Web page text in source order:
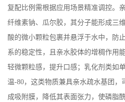
复配比例需根据应用场景精准调控。
纤维素钠、瓜尔胶，其分子能形成三
酸的微小颗粒包裹并悬浮于水中，防
系的稳定性，且亲水胶体的增稠作用
轻微颗粒感，提升口感；乳化剂类如
温-80，这类物质兼具亲水疏水基团
成吸附膜，降低其表面张力，使磷脂